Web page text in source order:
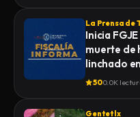
La Prensa de
Inicia
muerte de
linchado
500.0K
Gentetlx